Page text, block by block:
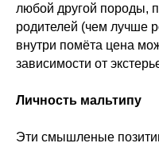
любой другой породы,
родителей (чем лучше
внутри помёта цена
зависимости от
Личность мальтипу
Эти смышленые